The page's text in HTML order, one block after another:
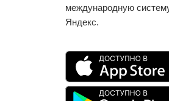
международную
Яндекс.